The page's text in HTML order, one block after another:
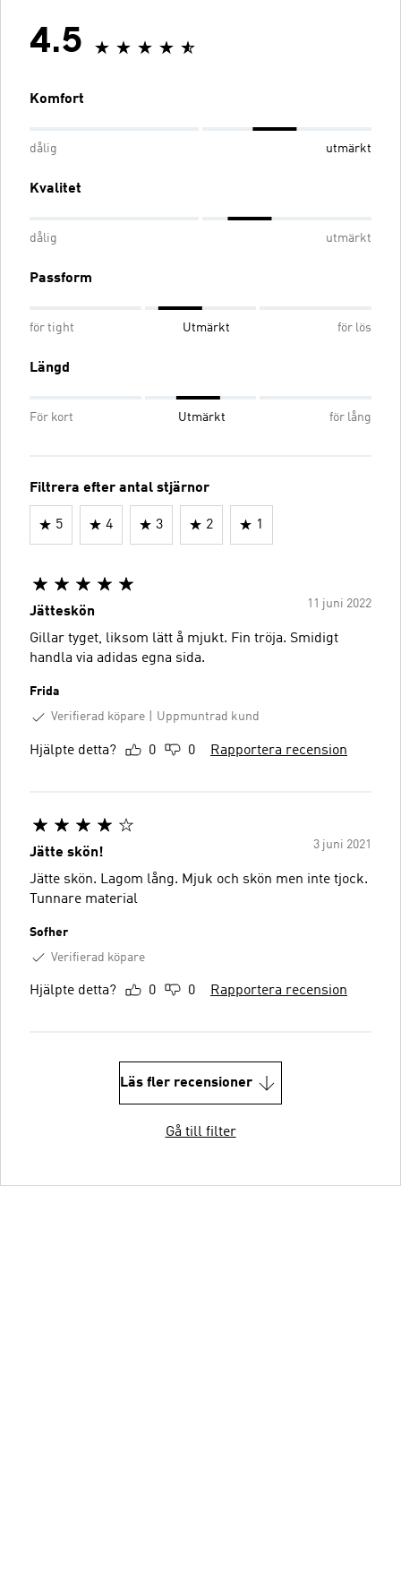
4.5
Komfort
dålig utmärkt
Kvalitet
dålig utmärkt
Passform
för tight Utmärkt för lös
Längd
För kort Utmärkt för lång
Filtrera efter antal stjärnor
5 4 3 2 1
11 juni 2022
Jätteskön
Gillar tyget, liksom lätt å mjukt. Fin tröja. Smidigt
handla via adidas egna sida.
Frida
Verifierad köpare
Uppmuntrad kund
Hjälpte detta? 0 0 Rapportera recension
3 juni 2021
Jätte skön!
Jätte skön. Lagom lång. Mjuk och skön men inte tjock.
Tunnare material
Sofher
Verifierad köpare
Hjälpte detta? 0 0 Rapportera recension
Läs fler recensioner
Gå till filter